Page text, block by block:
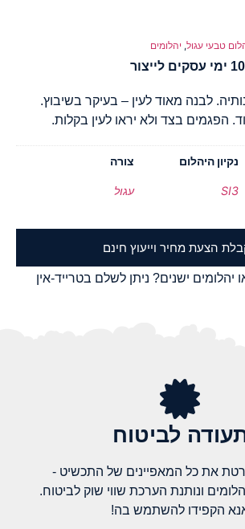
טבעי עגול, יהלומים
לבנה מאוד לעין – בעיקר בשיבוץ.
הפגמים בצד ולא יראו לעין בקלות.
נקיון היהלום
SI3
צורה
עגול
הצעת מחיר וייעוץ חינם
ישנים? ניתן לשלם בטרייד-אין
לביטוח
את כל המאפיינים של התכשיט -
ונותנת הערכת שווי שוק לביטוח.
הקפידו להשתמש בה!